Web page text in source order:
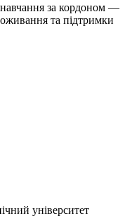
за кордоном —
та підтримки
університет